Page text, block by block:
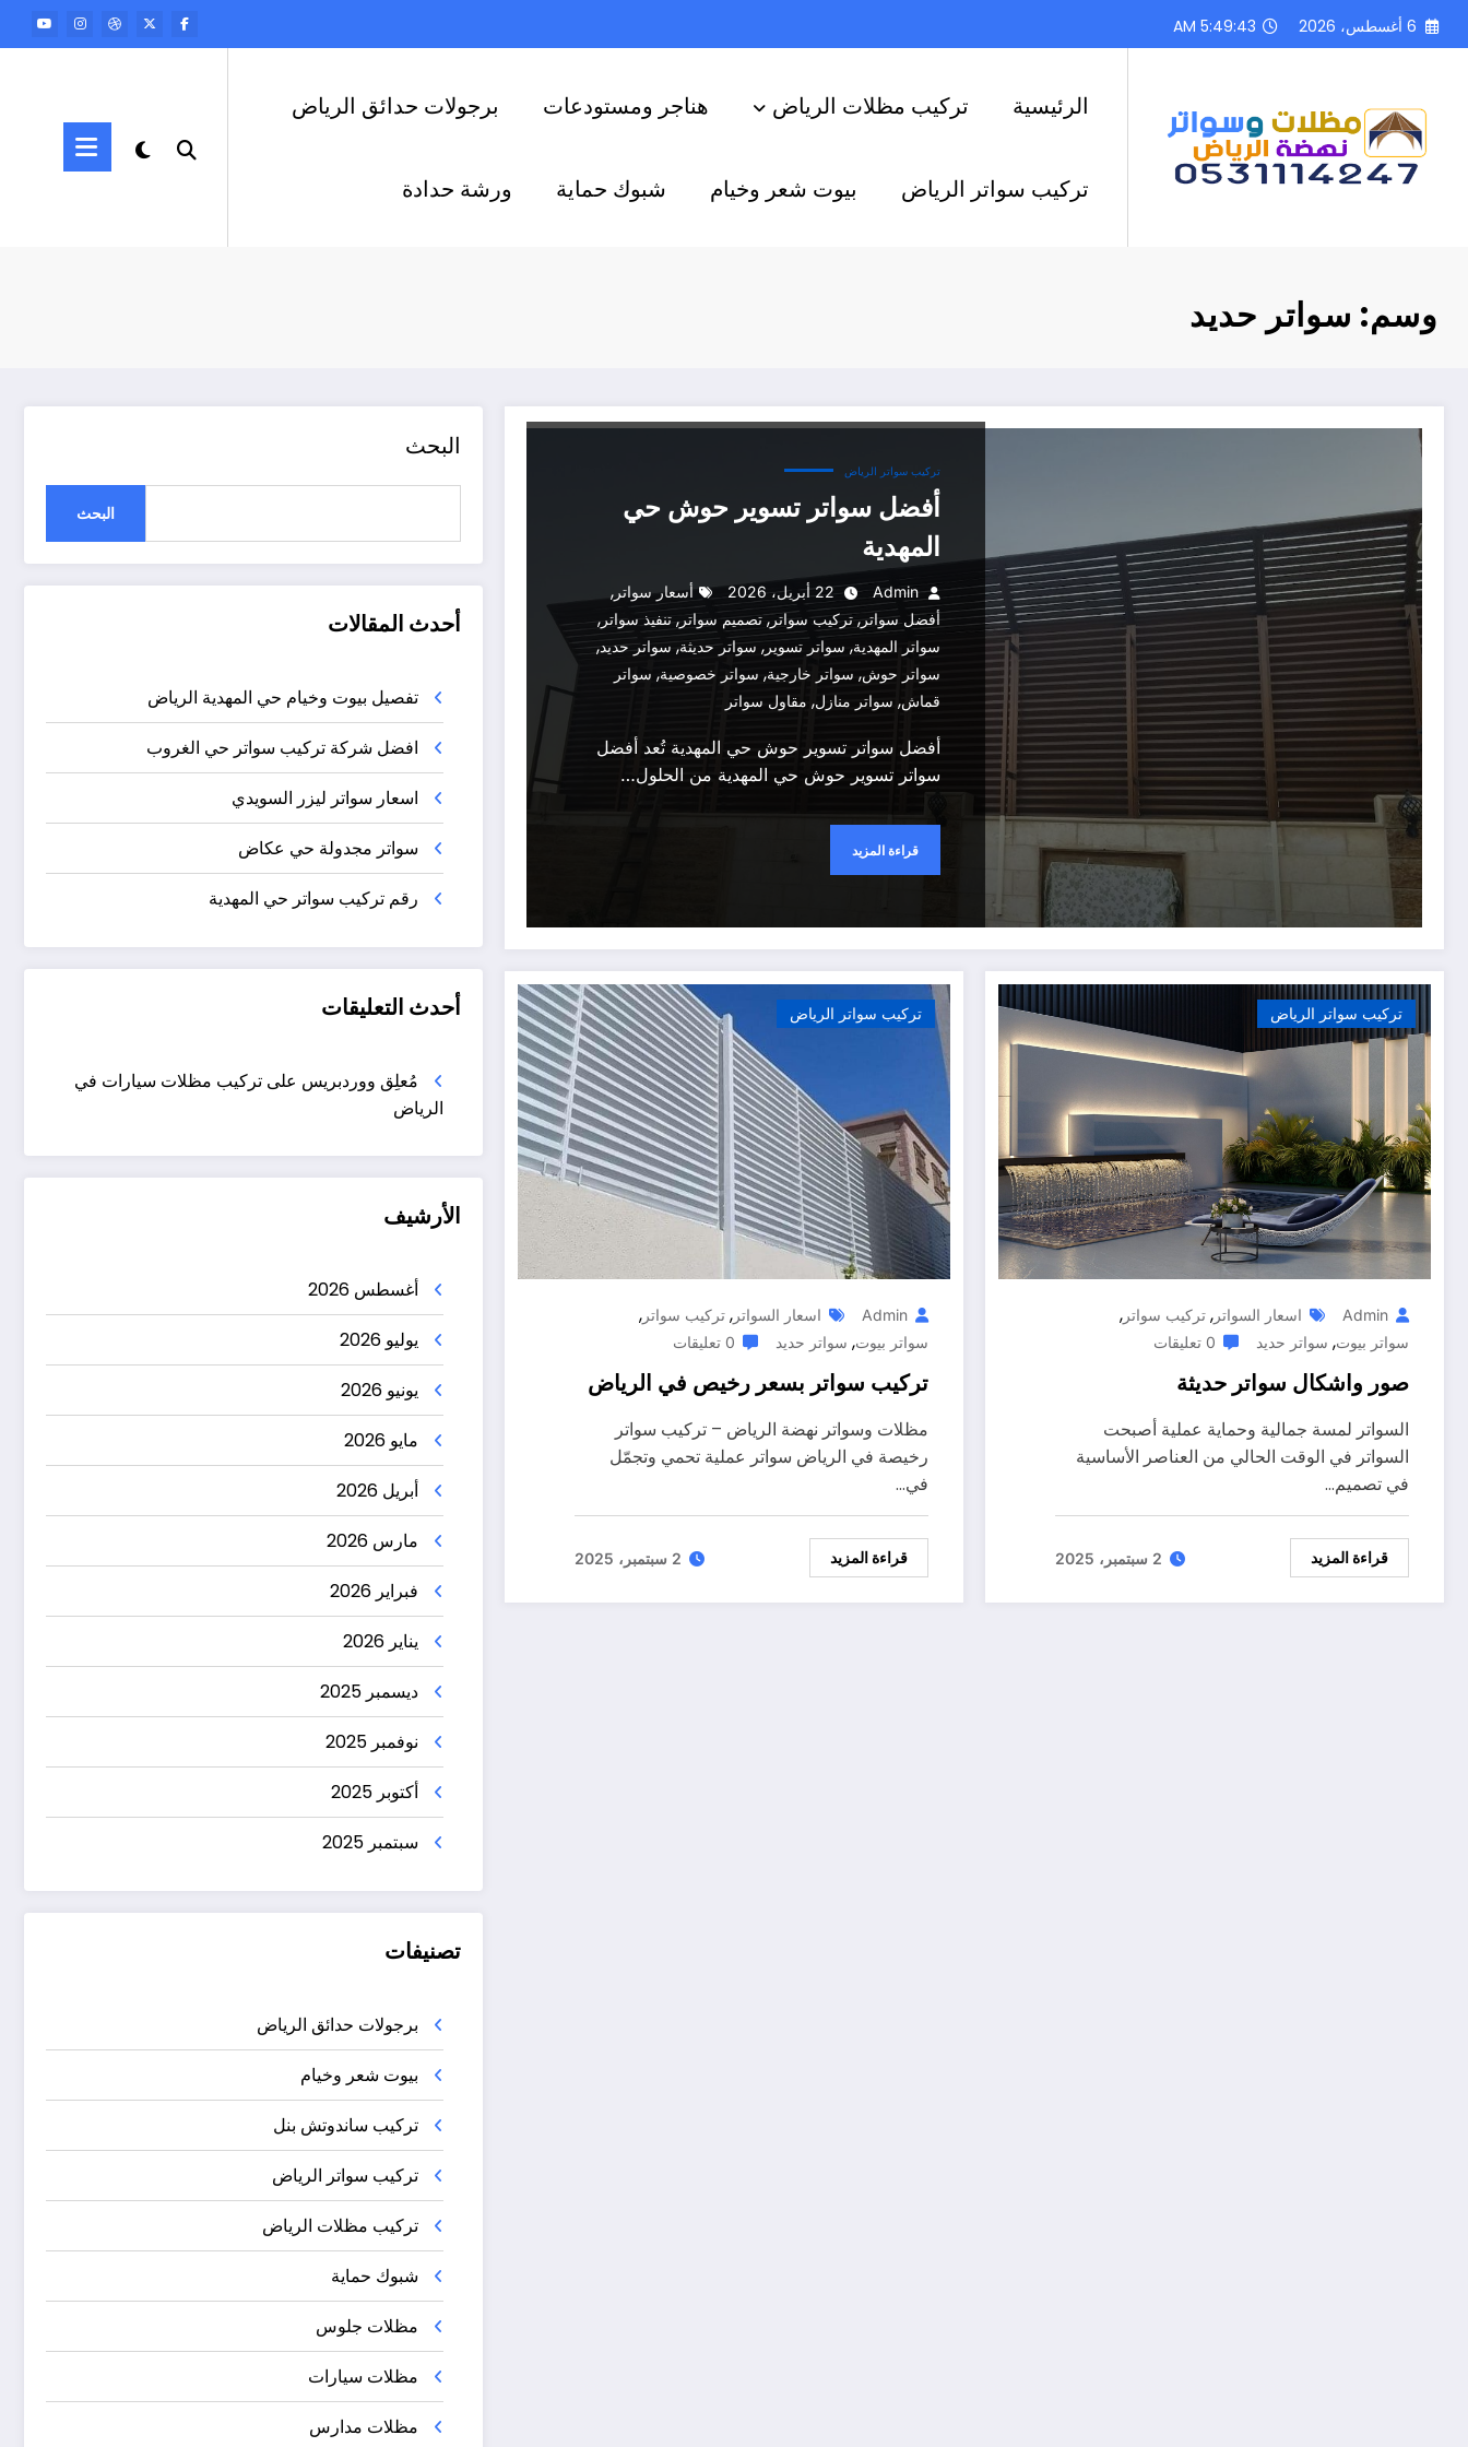
التجاوز
6 أغسطس، 2026 5:49:44 AM
الرئيسية تركيب مظلات الرياض هناجر ومستودعات برجولات حدائق الرياض
تركيب سواتر الرياض بيوت شعر وخيام شبوك حماية ورشة حدادة
وسم: سواتر حديد
تركيب سواتر الرياض
أفضل سواتر تسوير حوش حي
المهدية
Admin 22 أبريل، 2026 أسعار سواتر ,
أفضل سواتر ,تركيب سواتر,تصميم سواتر , تنفيذ سواتر ,
سواتر المهدية, سواتر تسوير ,سواتر حديثة, سواتر حديد,
سواتر حوش, سواتر خارجية, سواتر خصوصية, سواتر
قماش, سواتر منازل, مقاول سواتر
أفضل سواتر تسوير حوش حي المهدية تُعد أفضل
سواتر تسوير حوش حي المهدية من الحلول…
قراءة المزيد
تركيب سواتر الرياض
Admin اسعار السواتر , تركيب سواتر ,
سواتر بيوت, سواتر حديد 0 تعليقات
صور واشكال سواتر حديثة
السواتر لمسة جمالية وحماية عملية أصبحت
السواتر في الوقت الحالي من العناصر الأساسية
في تصميم…
قراءة المزيد 2 سبتمبر، 2025
تركيب سواتر الرياض
Admin اسعار السواتر , تركيب سواتر ,
سواتر بيوت, سواتر حديد 0 تعليقات
تركيب سواتر بسعر رخيص في الرياض
مظلات وسواتر نهضة الرياض – تركيب سواتر
رخيصة في الرياض سواتر عملية تحمي وتجمّل
في…
قراءة المزيد 2 سبتمبر، 2025
البحث
البحث
أحدث المقالات
تفصيل بيوت وخيام حي المهدية الرياض
افضل شركة تركيب سواتر حي الغروب
اسعار سواتر ليزر السويدي
سواتر مجدولة حي عكاض
رقم تركيب سواتر حي المهدية
أحدث التعليقات
مُعلِق ووردبريس علىتركيب مظلات سيارات في
الرياض
الأرشيف
أغسطس 2026
يوليو 2026
يونيو 2026
مايو 2026
أبريل 2026
مارس 2026
فبراير 2026
يناير 2026
ديسمبر 2025
نوفمبر 2025
أكتوبر 2025
سبتمبر 2025
تصنيفات
برجولات حدائق الرياض
بيوت شعر وخيام
تركيب ساندوتش بنل
تركيب سواتر الرياض
تركيب مظلات الرياض
شبوك حماية
مظلات جلوس
مظلات سيارات
مظلات مدارس